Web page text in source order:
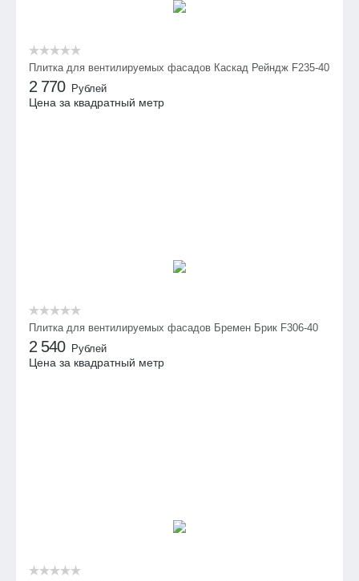
Плитка для вентилируемых фасадов Каскад Рейндж F235-40
2 770 Рублей
Цена за квадратный метр
Плитка для вентилируемых фасадов Бремен Брик F306-40
2 540 Рублей
Цена за квадратный метр